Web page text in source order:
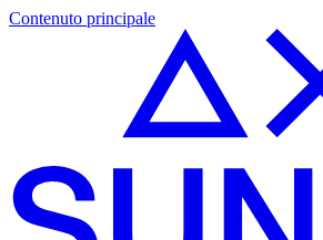
Contenuto principale